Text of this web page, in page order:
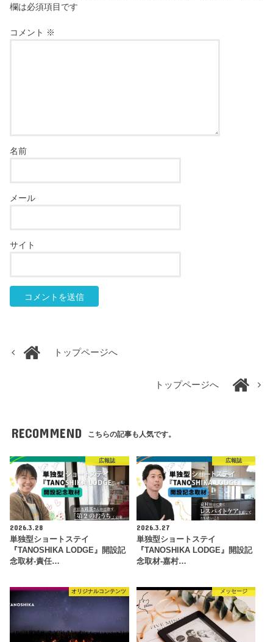
欄は必須項目です
コメント ※
名前
メール
サイト
トップページへ
トップページへ
RECOMMEND こちらの記事も人気です。
広報誌
2026.3.28
単独型ショートステイ
『TANOSHIKA LODGE』開設記
念取材-責任…
広報誌
2026.3.27
単独型ショートステイ
『TANOSHIKA LODGE』開設記
念取材-嘉村…
オリジナルコンテンツ メッセージ